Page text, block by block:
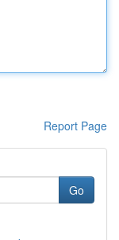
Report Page
Go